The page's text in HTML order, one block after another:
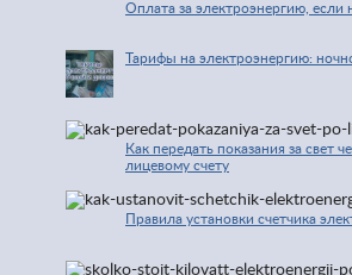
Оплата за электроэнергию, если
Тарифы на электроэнергию:
Как передать показания за свет
лицевому счету
Правила установки счетчика